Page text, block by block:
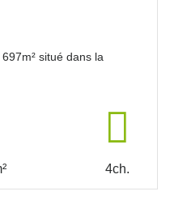
situé dans la
4ch.